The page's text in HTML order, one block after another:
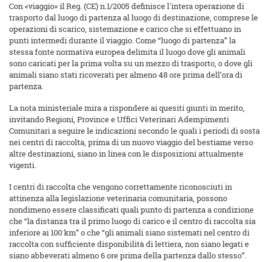
Con «viaggio» il Reg. (CE) n.1/2005 definisce l'intera operazione di
trasporto dal luogo di partenza al luogo di destinazione, comprese le
operazioni di scarico, sistemazione e carico che si effettuano in
punti intermedi durante il viaggio. Come “luogo di partenza” la
stessa fonte normativa europea delimita il luogo dove gli animali
sono caricati per la prima volta su un mezzo di trasporto, o dove gli
animali siano stati ricoverati per almeno 48 ore prima dell’ora di
partenza.
La nota ministeriale mira a rispondere ai quesiti giunti in merito,
invitando Regioni, Province e Uffici Veterinari Adempimenti
Comunitari a seguire le indicazioni secondo le quali i periodi di sosta
nei centri di raccolta, prima di un nuovo viaggio del bestiame verso
altre destinazioni, siano in linea con le disposizioni attualmente
vigenti.
I centri di raccolta che vengono correttamente riconosciuti in
attinenza alla legislazione veterinaria comunitaria, possono
nondimeno essere classificati quali punto di partenza a condizione
che “la distanza tra il primo luogo di carico e il centro di raccolta sia
inferiore ai 100 km” o che “gli animali siano sistemati nel centro di
raccolta con sufficiente disponibilità di lettiera, non siano legati e
siano abbeverati almeno 6 ore prima della partenza dallo stesso”.